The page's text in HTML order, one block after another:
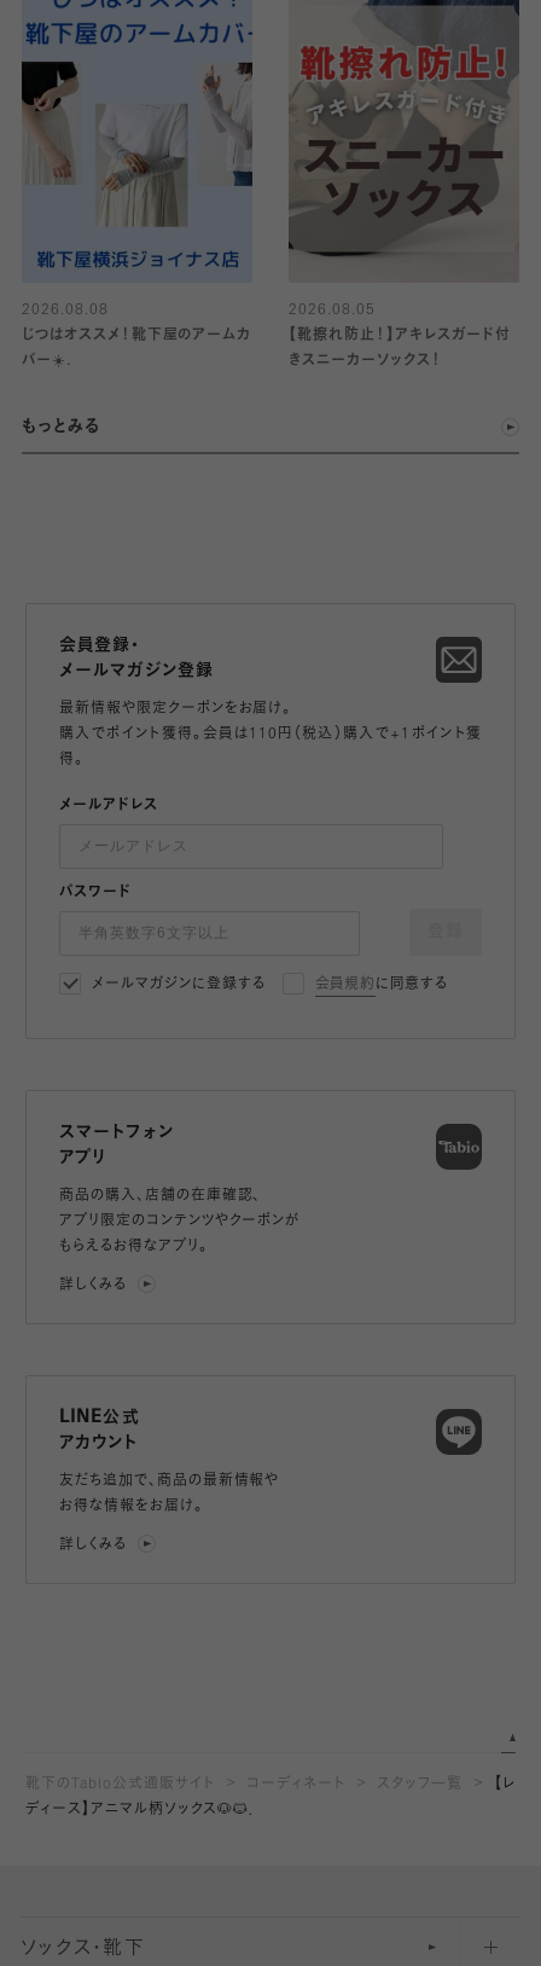
2026.08.08
じつはオススメ！靴下屋のアームカ
バー☀️.
2026.08.05
【靴擦れ防止！】アキレスガード付
きスニーカーソックス！
もっとみる
会員登録・
メールマガジン登録
最新情報や限定クーポンをお届け。
購入でポイント獲得。会員は110円（税込）購入で+1ポイント獲
得。
メールアドレス
パスワード
メールマガジンに登録する 会員規約 に同意する
スマートフォン
アプリ
商品の購入、店舗の在庫確認、
アプリ限定のコンテンツやクーポンが
もらえるお得なアプリ。
詳しくみる
LINE公式
アカウント
友だち追加で、 商品の最新情報や
お得な情報をお届け。
詳しくみる
靴下のTabio公式通販サイト コーディネート スタッフ一覧
【レ
ディース】アニマル柄ソックス🐶🐱．
ソックス・靴下